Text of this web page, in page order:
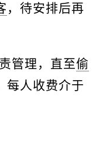
，待安排后再
管理，直至偷
每人收费介于